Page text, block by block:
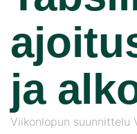
ja
Viikonlopun suunnittelu